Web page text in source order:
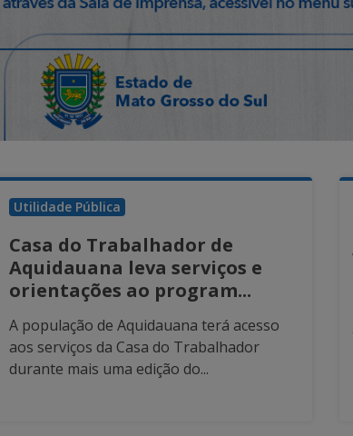
Utilidade Pública
Casa do Trabalhador de
Aquidauana leva serviços e
orientações ao program...
A população de Aquidauana terá acesso
aos serviços da Casa do Trabalhador
durante mais uma edição do...